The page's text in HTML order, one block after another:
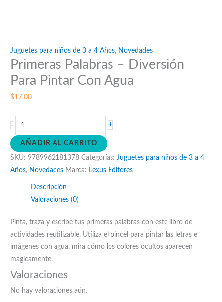
Juguetes para niños de 3 a 4 Años, Novedades
Primeras Palabras – Diversión
Para Pintar Con Agua
$17.00
-
Primeras
Palabras
Diversión
Para
Pintar
cantidad
+
AÑADIR AL CARRITO
SKU:9789962181378 Categorías:Juguetes para niños de 3 a 4
Años, Novedades Marca: Lexus Editores
Descripción
Valoraciones (0)
Pinta, traza y escribe tus primeras palabras con este libro de
actividades reutilizable. Utiliza el pincel para pintar las letras e
imágenes con agua, mira cómo los colores ocultos aparecen
mágicamente.
Valoraciones
No hay valoraciones aún.